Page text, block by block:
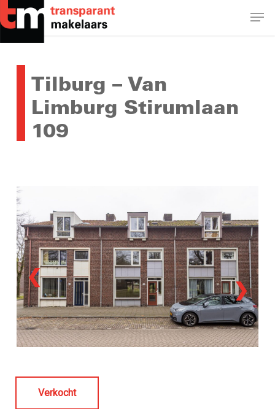
Skip
to
Tilburg – Van
Limburg Stirumlaan
109
❮
❯
Verkocht